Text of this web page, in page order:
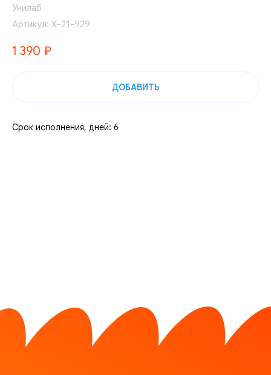
Унилаб
Артикул: Х-21-929
1 390 ₽
ДОБАВИТЬ
Срок исполнения, дней: 6